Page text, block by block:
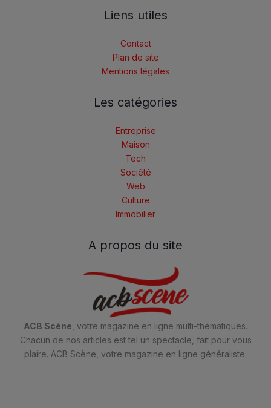
Liens utiles
Contact
Plan de site
Mentions légales
Les catégories
Entreprise
Maison
Tech
Société
Web
Culture
Immobilier
A propos du site
ACB Scène , votre magazine en ligne multi-thématiques.
Chacun de nos articles est tel un spectacle, fait pour vous
plaire. ACB Scène, votre magazine en ligne généraliste.